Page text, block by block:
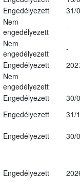
Engedélyezett
31/
Nem
engedélyezett
-
Nem
engedélyezett
-
Engedélyezett
Nem
engedélyezett
Engedélyezett
30/
Engedélyezett
31/
Engedélyezett
30/
Engedélyezett